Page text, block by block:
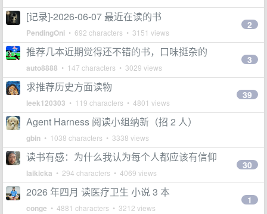
[记录]-2026-06-07 最近在读的书
PendingOni • 692 characters • 3151 views
2
推荐几本近期觉得还不错的书，口味挺杂的
auto8888 • 147 characters • 3029 views
3
求推荐历史方面读物
leek120303 • 119 characters • 4801 views
39
Agent Harness 阅读小组纳新（招 2 人）
gbin • 1038 characters • 3338 views
读书有感：为什么我认为每个人都应该有信仰
laikicka • 294 characters • 4069 views
30
2026 年四月 读医疗卫生 小说 3 本
conge • 4881 characters • 3212 views
1